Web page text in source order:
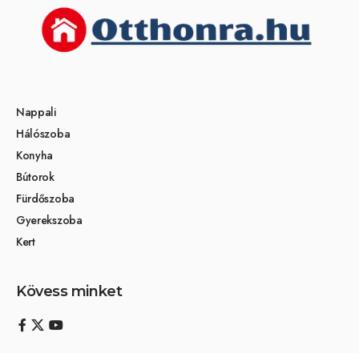
Nappali
Hálószoba
Konyha
Bútorok
Fürdőszoba
Gyerekszoba
Kert
Kövess minket